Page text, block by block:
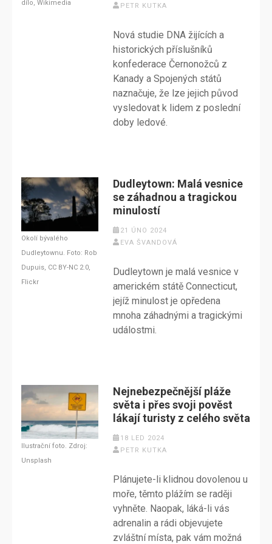
dílo, Wikimedia PETR KUTKA
Nová studie DNA žijících a
historických příslušníků
konfederace Černonožců z
Kanady a Spojených států
naznačuje, že lze jejich původ
vysledovat k lidem z poslední
doby ledové.
Okolí bývalého
Dudleytownu. Foto: Rob
Dupuis, CC BY-NC 2.0,
Flickr
Dudleytown: Malá vesnice
se záhadnou a tragickou
minulostí
21 ÚNO 2024
EVA ŠVANDOVÁ
Dudleytown je malá vesnice v
americkém státě Connecticut,
jejíž minulost je opředena
mnoha záhadnými a tragickými
událostmi.
Ilustrační foto. Zdroj:
Unsplash
Nejnebezpečnější pláže
světa i přes svoji pověst
lákají turisty z celého světa
18 LED 2024
PETR KUTKA
Plánujete-li klidnou dovolenou u
moře, těmto plážím se raději
vyhněte. Naopak, láká-li vás
adrenalin a rádi objevujete
zvláštní místa, pak vám možná